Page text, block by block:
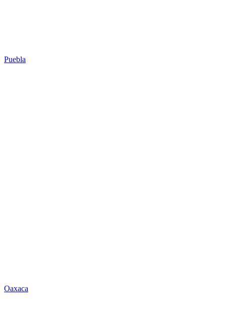
Puebla
Oaxaca